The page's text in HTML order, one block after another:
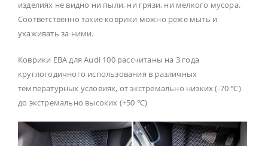
изделиях не видно ни пыли, ни грязи, ни мелкого мусора.
Соответственно такие коврики можно реже мыть и
ухаживать за ними.
Коврики ЕВА для Audi 100 рассчитаны на 3 года
круглогодичного использования в различных
температурных условиях, от экстремально низких (-70 ℃)
до экстремально высоких (+50 ℃)